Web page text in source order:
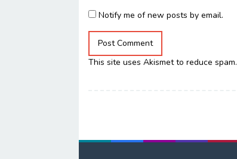
Notify me of new posts by email.
This site uses Akismet to reduce spam.